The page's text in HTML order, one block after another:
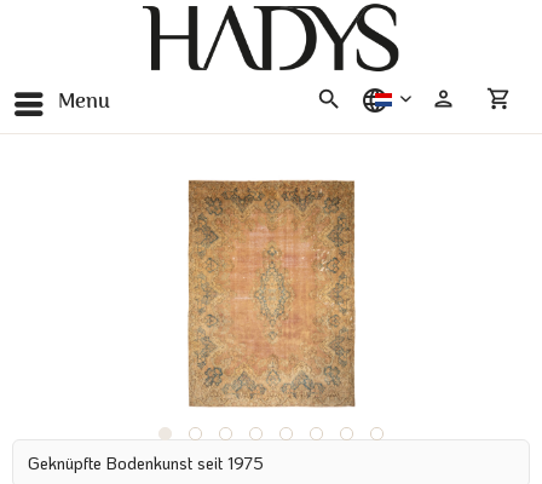
Menu nederlands
Geknüpfte Bodenkunst seit 1975